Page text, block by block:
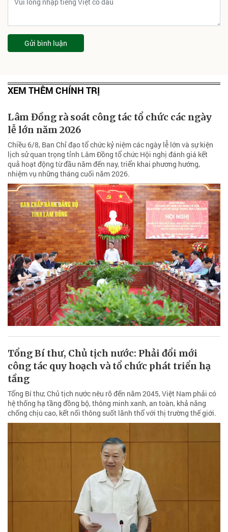
Gửi bình luận
XEM THÊM CHÍNH TRỊ
Lâm Đồng rà soát công tác tổ chức các ngày
lễ lớn năm 2026
Chiều 6/8, Ban Chỉ đạo tổ chức kỷ niệm các ngày lễ lớn và sự kiện
lịch sử quan trọng tỉnh Lâm Đồng tổ chức Hội nghị đánh giá kết
quả hoạt động từ đầu năm đến nay, triển khai phương hướng,
nhiệm vụ những tháng cuối năm 2026.
Tổng Bí thư, Chủ tịch nước: Phải đổi mới
công tác quy hoạch và tổ chức phát triển hạ
tầng
Tổng Bí thư, Chủ tịch nước nêu rõ đến năm 2045, Việt Nam phải có
hệ thống hạ tầng đồng bộ, thông minh xanh, an toàn, khả năng
chống chịu cao, kết nối thông suốt lãnh thổ với thị trường thế giới.